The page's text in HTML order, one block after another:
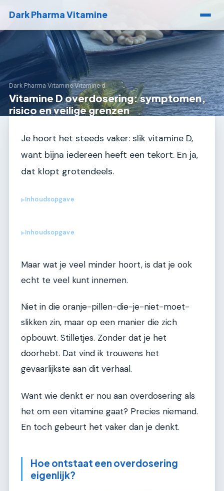
Dark Pharma Vitamine
Dark Pharma Vitamine›Vitamine d
Vitamine D overdosering: symptomen,
risico en veilige grenzen
Je hoort het steeds vaker: slik vitamine D,
want bijna iedereen heeft een tekort. En ja,
dat klopt grotendeels.
▶Inhoudsopgave
▶Inhoudsopgave
Maar wat je veel minder hoort, is dat je ook
echt te veel kunt innemen.
Niet in die oranje-pillen-die-je-niet-moet-
slikken zin, maar op een manier die zich
opbouwt. Stilletjes. Zonder dat je het
doorhebt. Dat vind ik trouwens het
gevaarlijkste aan dit verhaal.
Want wie denkt er nou aan overdosering als
het om een vitamine gaat? Precies niemand.
En toch gebeurt het vaker dan je denkt.
Hoe ontstaat een overdosering
eigenlijk?